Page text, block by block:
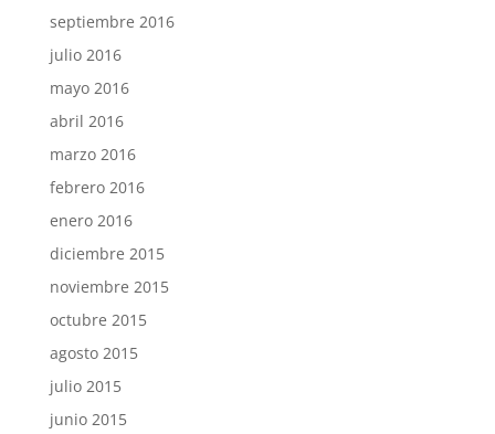
septiembre 2016
julio 2016
mayo 2016
abril 2016
marzo 2016
febrero 2016
enero 2016
diciembre 2015
noviembre 2015
octubre 2015
agosto 2015
julio 2015
junio 2015